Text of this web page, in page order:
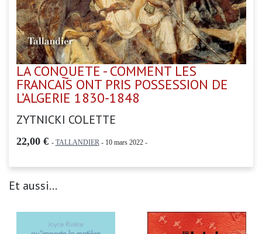
LA CONQUETE - COMMENT LES
FRANCAIS ONT PRIS POSSESSION DE
L’ALGERIE 1830-1848
ZYTNICKI COLETTE
22,00 € - TALLANDIER - 10 mars 2022 -
Et aussi...